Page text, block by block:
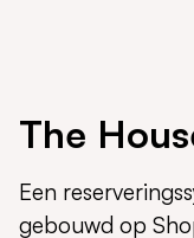
The
Een
gebouwd op